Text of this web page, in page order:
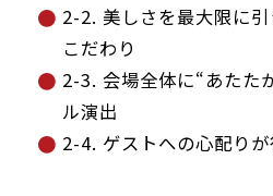
2-2. 美しさを最大限に
こだわり
2-3. 会場全体に“あたた
ル演出
2-4. ゲストへの心配り